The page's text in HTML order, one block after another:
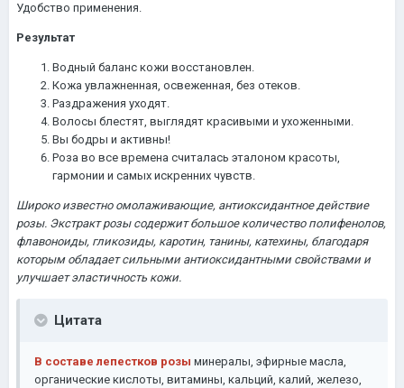
Удобство применения.
Результат
Водный баланс кожи восстановлен.
Кожа увлажненная, освеженная, без отеков.
Раздражения уходят.
Волосы блестят, выглядят красивыми и ухоженными.
Вы бодры и активны!
Роза во все времена считалась эталоном красоты,
гармонии и самых искренних чувств.
Широко известно омолаживающие, антиоксидантное действие
розы. Экстракт розы содержит большое количество полифенолов,
флавоноиды, гликозиды, каротин, танины, катехины, благодаря
которым обладает сильными антиоксидантными свойствами и
улучшает эластичность кожи.
Цитата
В составе лепестков розы минералы, эфирные масла,
органические кислоты, витамины, кальций, калий, железо,